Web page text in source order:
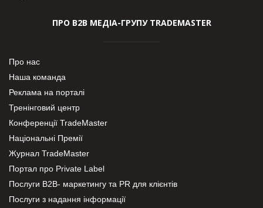
ПРО В2В МЕДІА-ГРУПУ TRADEMASTER
Про нас
Наша команда
Реклама на порталі
Тренінговий центр
Конференції TradeMaster
Національні Премії
Журнал TradeMaster
Портал про Private Label
Послуги В2В- маркетингу та PR для клієнтів
Послуги з надання інформації